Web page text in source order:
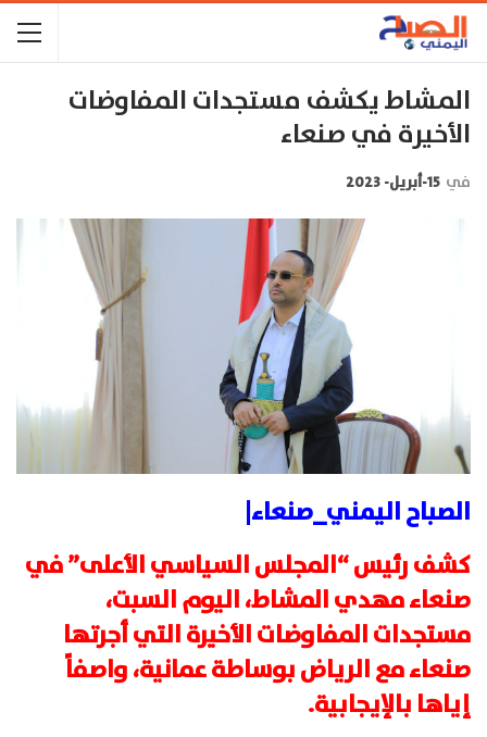
المشاط يكشف مستجدات المفاوضات
الأخيرة في صنعاء
في 15-أبريل- 2023
الصباح اليمني_صنعاء|
كشف رئيس “المجلس السياسي الأعلى” في
صنعاء مهدي المشاط، اليوم السبت،
مستجدات المفاوضات الأخيرة التي أجرتها
صنعاء مع الرياض بوساطة عمانية، واصفاً
إياها بالإيجابية.